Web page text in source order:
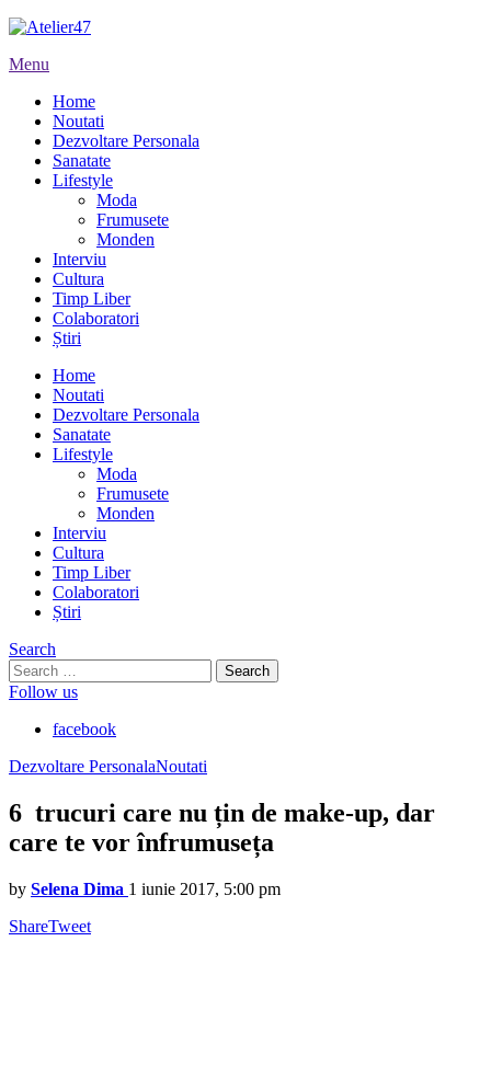
Menu
Home
Noutati
Dezvoltare Personala
Sanatate
Lifestyle
Moda
Frumusete
Monden
Interviu
Cultura
Timp Liber
Colaboratori
Știri
Home
Noutati
Dezvoltare Personala
Sanatate
Lifestyle
Moda
Frumusete
Monden
Interviu
Cultura
Timp Liber
Colaboratori
Știri
Search
Search
for:
Follow us
facebook
Dezvoltare PersonalaNoutati
6 trucuri care nu țin de make-up, dar
care te vor înfrumuseța
by Selena Dima 1 iunie 2017, 5:00 pm
ShareTweet